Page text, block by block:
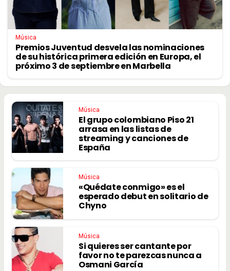
Música
Premios Juventud desvela las nominaciones
de su histórica primera edición en Europa, el
próximo 3 de septiembre en Marbella
Música
El grupo colombiano Piso 21
arrasa en las listas de
streaming y canciones de
España
Música
«Quédate conmigo» es el
esperado debut en solitario de
Chyno
Música
Si quieres ser cantante por
favor no te parezcas nunca a
Osmani García